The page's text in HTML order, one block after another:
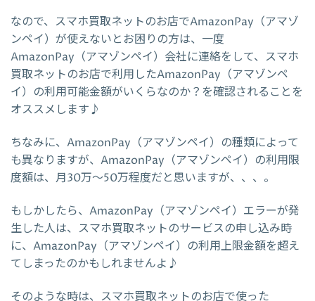
なので、スマホ買取ネットのお店でAmazonPay（アマゾ
ンペイ）が使えないとお困りの方は、一度
AmazonPay（アマゾンペイ）会社に連絡をして、スマホ
買取ネットのお店で利用したAmazonPay（アマゾンペ
イ）の利用可能金額がいくらなのか？を確認されることを
オススメします♪
ちなみに、AmazonPay（アマゾンペイ）の種類によって
も異なりますが、AmazonPay（アマゾンペイ）の利用限
度額は、月30万～50万程度だと思いますが、、、。
もしかしたら、AmazonPay（アマゾンペイ）エラーが発
生した人は、スマホ買取ネットのサービスの申し込み時
に、AmazonPay（アマゾンペイ）の利用上限金額を超え
てしまったのかもしれませんよ♪
そのような時は、スマホ買取ネットのお店で使った